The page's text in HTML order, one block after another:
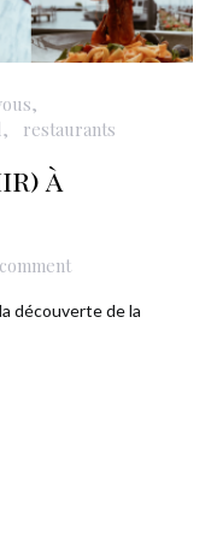
restaurants
à
découverte de la